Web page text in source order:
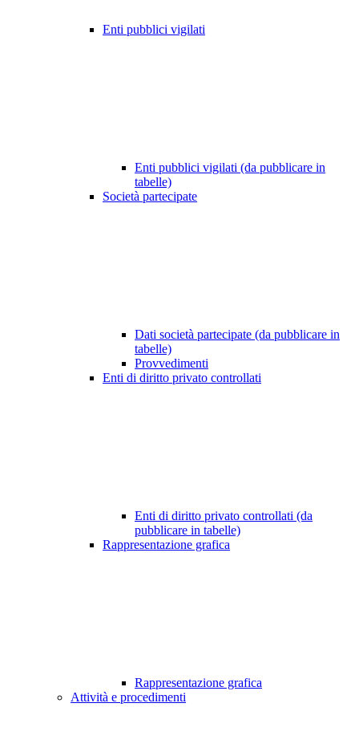
Enti pubblici vigilati
Enti pubblici vigilati (da pubblicare in
tabelle)
Società partecipate
Dati società partecipate (da pubblicare in
tabelle)
Provvedimenti
Enti di diritto privato controllati
Enti di diritto privato controllati (da
pubblicare in tabelle)
Rappresentazione grafica
Rappresentazione grafica
Attività e procedimenti